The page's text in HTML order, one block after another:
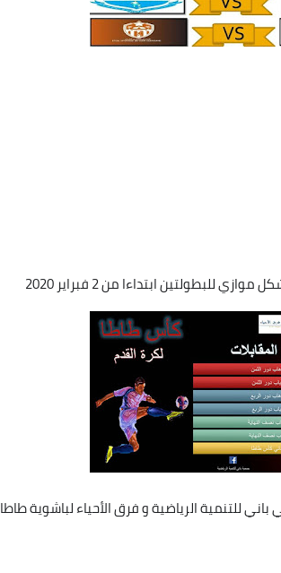
ابتداءا من 2 فبراير 2020
للتنمية الرياضية و فرق الأحياء لباشوية طاطا